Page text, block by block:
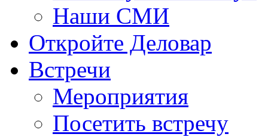
Наши СМИ
Откройте Деловар
Встречи
Мероприятия
Посетить встречу